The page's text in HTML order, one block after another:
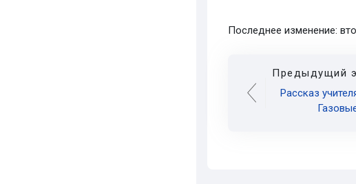
Последнее изменение:
Предыдущий
Рассказ